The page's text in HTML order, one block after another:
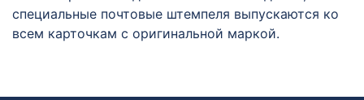
специальные почтовые штемпеля выпускаются ко
всем карточкам с оригинальной маркой.